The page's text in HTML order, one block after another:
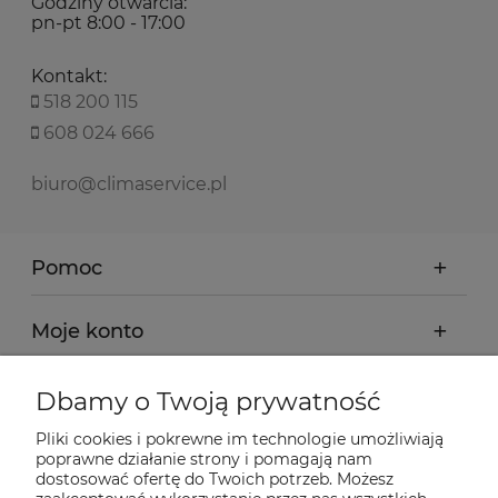
pn-pt 8:00 - 17:00
Kontakt:
518 200 115
608 024 666
biuro@climaservice.pl
Pomoc
Moje konto
Płatności i dostawa
Informacje
Dbamy o Twoją prywatność
Pliki cookies i pokrewne im technologie umożliwiają
poprawne działanie strony i pomagają nam
dostosować ofertę do Twoich potrzeb. Możesz